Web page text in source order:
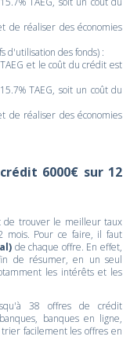
de réaliser des économies
d'utilisation des fonds) :
et le coût du crédit est
TAEG, soit un coût du
de réaliser des économies
6000€ sur 12
de trouver le meilleur taux
mois. Pour ce faire, il faut
de chaque offre. En effet,
de résumer, en un seul
les intérêts et les
38 offres de crédit
banques en ligne,
facilement les offres en